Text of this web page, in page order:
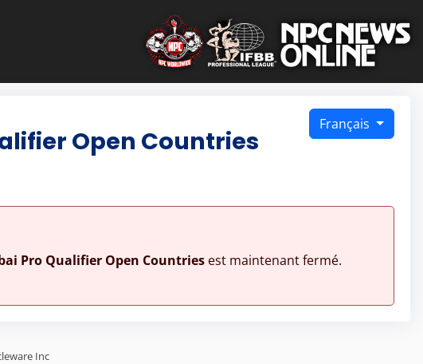
Français
Open Countries
Pro Qualifier Open Countriesest maintenant fermé.
Inc